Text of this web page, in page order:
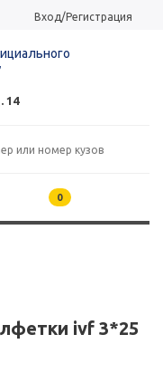
Вход/Регистрация
14
0
ivf 3*25